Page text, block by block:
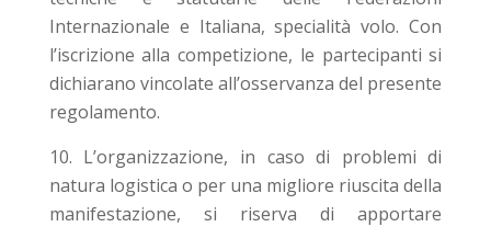
Internazionale e Italiana, specialità volo. Con
l’iscrizione alla competizione, le partecipanti si
dichiarano vincolate all’osservanza del presente
regolamento.
L’organizzazione, in caso di problemi di
natura logistica o per una migliore riuscita della
manifestazione, si riserva di apportare